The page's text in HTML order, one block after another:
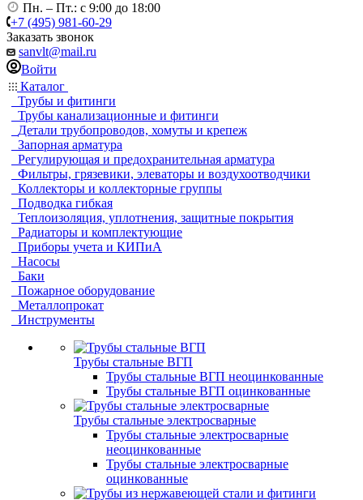
Пн. – Пт.: с 9:00 до 18:00
+7 (495) 981-60-29
Заказать звонок
sanvlt@mail.ru
Войти
Каталог
Трубы и фитинги
Трубы канализационные и фитинги
Детали трубопроводов, хомуты и крепеж
Запорная арматура
Регулирующая и предохранительная арматура
Фильтры, грязевики, элеваторы и воздухоотводчики
Коллекторы и коллекторные группы
Подводка гибкая
Теплоизоляция, уплотнения, защитные покрытия
Радиаторы и комплектующие
Приборы учета и КИПиА
Насосы
Баки
Пожарное оборудование
Металлопрокат
Инструменты
Трубы стальные ВГП
Трубы стальные ВГП неоцинкованные
Трубы стальные ВГП оцинкованные
Трубы стальные электросварные
Трубы стальные электросварные
неоцинкованные
Трубы стальные электросварные
оцинкованные